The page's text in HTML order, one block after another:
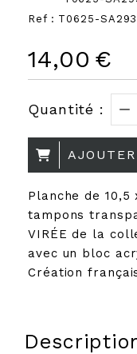
Ref : T0625-SA293
14,00 €
Quantité :
Planche de 10,5
tampons
VIRÉE de la
avec un bloc
Création